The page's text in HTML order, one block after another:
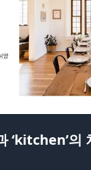
‘kitchen’의